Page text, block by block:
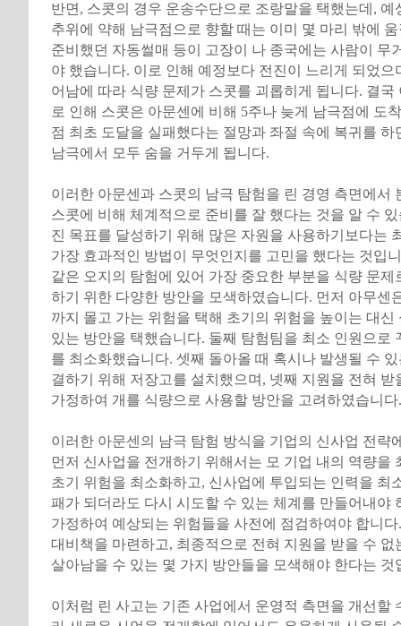
반면, 스콧의 경우 운송수단으로 조랑말을 택했는데, 예
추위에 약해 남극점으로 향할 때는 이미 몇 마리 밖에
준비했던 자동썰매 등이 고장이 나 종국에는 사람이 무
야 했습니다. 이로 인해 예정보다 전진이 느리게 되었으
어남에 따라 식량 문제가 스콧를 괴롭히게 됩니다. 결국
로 인해 스콧은 아문센에 비해 5주나 늦게 남극점에 도
점 최초 도달을 실패했다는 절망과 좌절 속에 복귀를 하
남극에서 모두 숨을 거두게 됩니다.
이러한 아문센과 스콧의 남극 탐험을 린 경영 측면에서
스콧에 비해 체계적으로 준비를 잘 했다는 것을 알 수
진 목표를 달성하기 위해 많은 자원을 사용하기보다는
가장 효과적인 방법이 무엇인지를 고민을 했다는 것입
같은 오지의 탐험에 있어 가장 중요한 부분을 식량 문제
하기 위한 다양한 방안을 모색하였습니다. 먼저 아무센
까지 몰고 가는 위험을 택해 초기의 위험을 높이는 대신
있는 방안을 택했습니다. 둘째 탐험팀을 최소 인원으로
를 최소화했습니다. 셋째 돌아올 때 혹시나 발생될 수
결하기 위해 저장고를 설치했으며, 넷째 지원을 전혀 받
가정하여 개를 식량으로 사용할 방안을 고려하였습니다.
이러한 아문센의 남극 탐험 방식을 기업의 신사업 전략
먼저 신사업을 전개하기 위해서는 모 기업 내의 역량을
초기 위험을 최소화하고, 신사업에 투입되는 인력을 최
패가 되더라도 다시 시도할 수 있는 체계를 만들어내야
가정하여 예상되는 위험들을 사전에 점검하여야 합니
대비책을 마련하고, 최종적으로 전혀 지원을 받을 수 없
살아남을 수 있는 몇 가지 방안들을 모색해야 한다는 것
이처럼 린 사고는 기존 사업에서 운영적 측면을 개선할